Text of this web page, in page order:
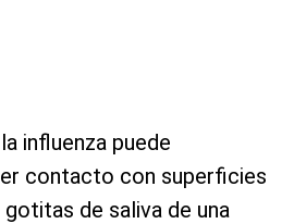
influenza puede
contacto con superficies
de saliva de una